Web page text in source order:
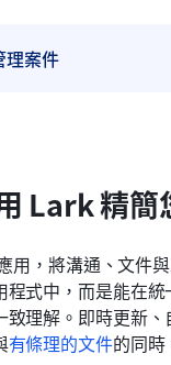
理案件
Lark 精簡
用，將溝通、文件
程式中，而是能在
理解。即時更新
有條理的文件的同時